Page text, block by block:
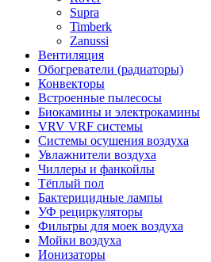
Supra
Timberk
Zanussi
Вентиляция
Обогреватели (радиаторы)
Конвекторы
Встроенные пылесосы
Биокамины и электрокамины
VRV VRF системы
Системы осушения воздуха
Увлажнители воздуха
Чиллеры и фанкойлы
Тёплый пол
Бактерицидные лампы
УФ рециркуляторы
Фильтры для моек воздуха
Мойки воздуха
Ионизаторы